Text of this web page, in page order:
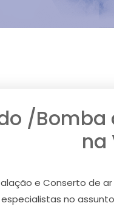
/Bomba
na
e Conserto de
no